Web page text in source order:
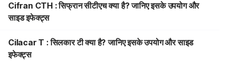
Cifran CTH : सिफ्रान सीटीएच क्या है? जानिए इसके उपयोग और
साइड इफेक्ट्स
Cilacar T : सिलकार टी क्या है? जानिए इसके उपयोग और साइड
इफेक्ट्स